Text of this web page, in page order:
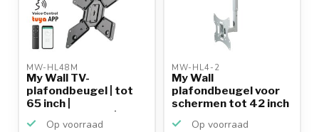
MW-HL48M
My Wall TV-
plafondbeugel | tot
65 inch |
gemotoriseerd | ...
Op voorraad
MW-HL4-2
My Wall
plafondbeugel voor
schermen tot 42 inch
Op voorraad